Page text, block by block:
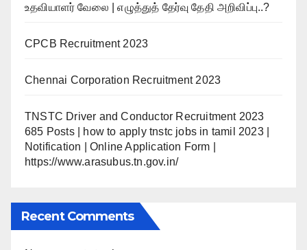
உதவியாளர் வேலை | எழுத்துத் தேர்வு தேதி அறிவிப்பு..?
CPCB Recruitment 2023
Chennai Corporation Recruitment 2023
TNSTC Driver and Conductor Recruitment 2023
685 Posts | how to apply tnstc jobs in tamil 2023 |
Notification | Online Application Form |
https://www.arasubus.tn.gov.in/
Recent Comments